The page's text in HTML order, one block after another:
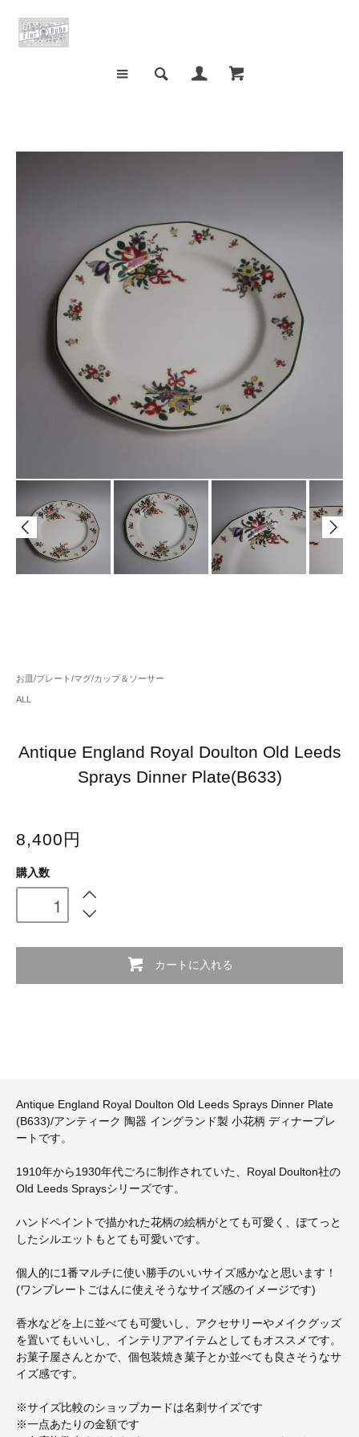
お皿/プレート/マグ/カップ＆ソーサー
ALL
Antique England Royal Doulton Old Leeds
Sprays Dinner Plate(B633)
8,400円
購入数
カートに入れる
Antique England Royal Doulton Old Leeds Sprays Dinner Plate
(B633)/アンティーク 陶器 イングランド製 小花柄 ディナープレ
ートです。
1910年から1930年代ごろに制作されていた、Royal Doulton社の
Old Leeds Spraysシリーズです。
ハンドペイントで描かれた花柄の絵柄がとても可愛く、ぽてっと
したシルエットもとても可愛いです。
個人的に1番マルチに使い勝手のいいサイズ感かなと思います！
(ワンプレートごはんに使えそうなサイズ感のイメージです)
香水などを上に並べても可愛いし、アクセサリーやメイクグッズ
を置いてもいいし、インテリアアイテムとしてもオススメです。
お菓子屋さんとかで、個包装焼き菓子とか並べても良さそうなサ
イズ感です。
※サイズ比較のショップカードは名刺サイズです
※一点あたりの金額です